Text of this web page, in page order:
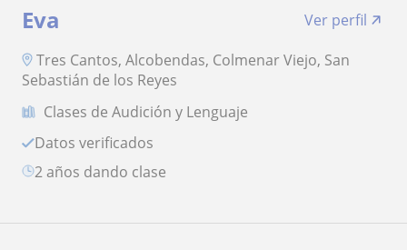
Eva
Ver perfil
Tres Cantos, Alcobendas, Colmenar Viejo, San
Sebastián de los Reyes
Clases de Audición y Lenguaje
Datos verificados
2 años dando clase